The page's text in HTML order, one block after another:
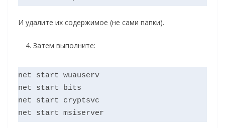
И удалите их содержимое (не сами папки).
Затем выполните:
net start wuauserv
net start bits
net start cryptsvc